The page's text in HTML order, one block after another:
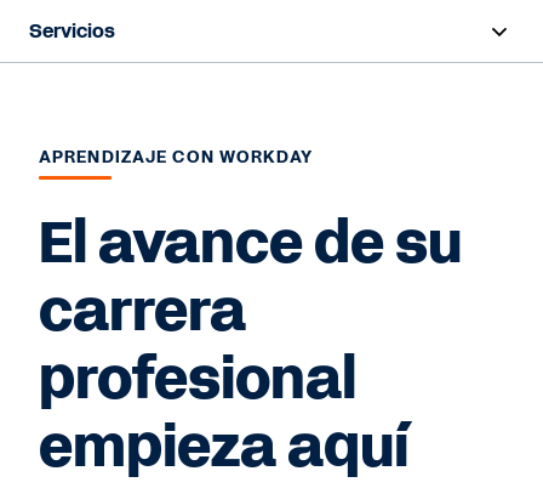
Servicios
Implementación
Success Plans
Soporte
APRENDIZAJE CON WORKDAY
El avance de su
carrera
profesional
empieza aquí